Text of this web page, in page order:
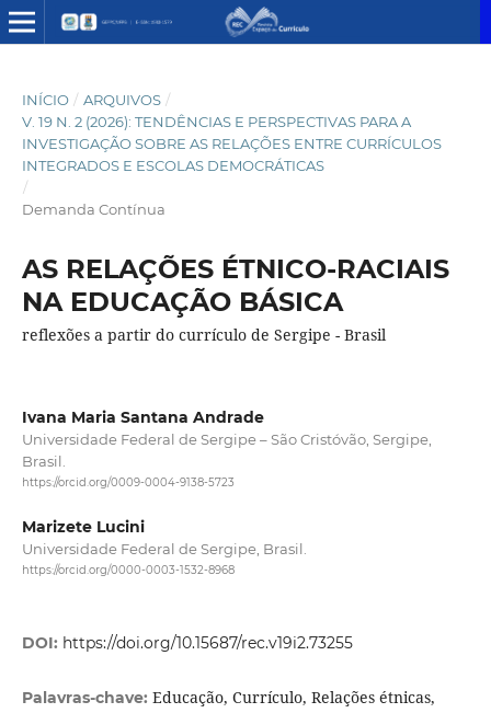
INÍCIO / ARQUIVOS /
V. 19 N. 2 (2026): TENDÊNCIAS E PERSPECTIVAS PARA A
INVESTIGAÇÃO SOBRE AS RELAÇÕES ENTRE CURRÍCULOS
INTEGRADOS E ESCOLAS DEMOCRÁTICAS
/
Demanda Contínua
AS RELAÇÕES ÉTNICO-RACIAIS
NA EDUCAÇÃO BÁSICA
reflexões a partir do currículo de Sergipe - Brasil
Ivana Maria Santana Andrade
Universidade Federal de Sergipe – São Cristóvão, Sergipe,
Brasil.
https://orcid.org/0009-0004-9138-5723
Marizete Lucini
Universidade Federal de Sergipe, Brasil.
https://orcid.org/0000-0003-1532-8968
DOI: https://doi.org/10.15687/rec.v19i2.73255
Palavras-chave: Educação, Currículo, Relações étnicas,